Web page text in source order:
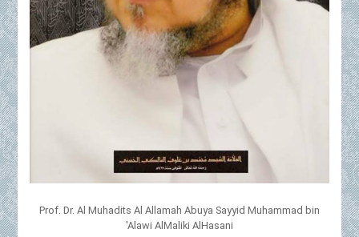
Prof. Dr. Al Muhadits Al Allamah Abuya Sayyid Muhammad bin
'Alawi AlMaliki AlHasani